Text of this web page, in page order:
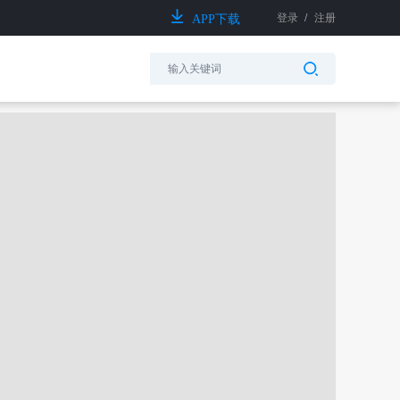
APP下载 登录 / 注册